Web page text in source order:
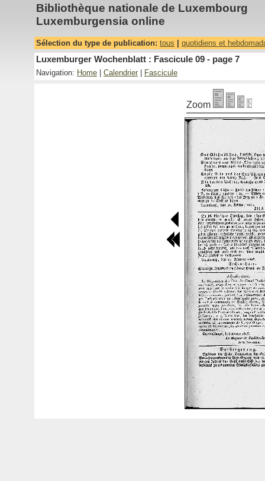
Bibliothèque nationale de Luxembourg
Luxemburgensia online
Sélection du type de publication: tous quotidiens et
Luxemburger Wochenblatt : Fascicule 09 - page 7
Navigation: Home Calendrier Fascicule
Zoom